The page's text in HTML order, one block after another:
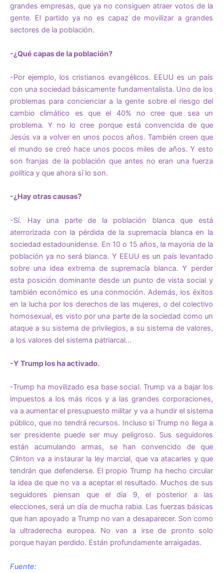
grandes empresas, que ya no consiguen atraer votos de la
gente. El partido ya no es capaz de movilizar a grandes
sectores de la población.
-¿Qué capas de la población?
-Por ejemplo, los cristianos evangélicos. EEUU es un país
con una sociedad básicamente fundamentalista. Uno de los
problemas para concienciar a la gente sobre el riesgo del
cambio climático es que el 40% no cree que sea un
problema. Y no lo cree porque está convencida de que
Jesús va a volver en unos pocos años. También creen que
el mundo se creó hace unos pocos miles de años. Y esto
son franjas de la población que antes no eran una fuerza
política y que ahora sí lo son.
-¿Hay otras causas?
-Sí. Hay una parte de la población blanca que está
aterrorizada con la pérdida de la supremacía blanca en la
sociedad estadounidense. En 10 o 15 años, la mayoría de la
población ya no será blanca. Y EEUU es un país levantado
sobre una idea extrema de supremacía blanca. Y perder
esta posición dominante desde un punto de vista social y
también económico es una conmoción. Además, los éxitos
en la lucha por los derechos de las mujeres, o del colectivo
homosexual, es visto por una parte de la sociedad como un
ataque a su sistema de privilegios, a su sistema de valores,
a los valores del sistema patriarcal…
-Y Trump los ha activado.
-Trump ha movilizado esa base social. Trump va a bajar los
impuestos a los más ricos y a las grandes corporaciones,
va a aumentar el presupuesto militar y va a hundir el sistema
público, que no tendrá recursos. Incluso si Trump no llega a
ser presidente puede ser muy peligroso. Sus seguidores
están acumulando armas, se han convencido de que
Clinton va a instaurar la ley marcial, que va atacarles y que
tendrán que defenderse. El propio Trump ha hecho circular
la idea de que no va a aceptar el resultado. Muchos de sus
seguidores piensan que el día 9, el posterior a las
elecciones, será un día de mucha rabia. Las fuerzas básicas
que han apoyado a Trump no van a desaparecer. Son como
la ultraderecha europea. No van a irse de pronto solo
porque hayan perdido. Están profundamente arraigadas.
Fuente: